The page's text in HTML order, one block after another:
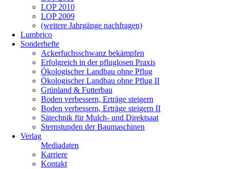
LOP 2010
LOP 2009
(weitere Jahrgänge nachfragen)
Lumbrico
Sonderhefte
Ackerfuchsschwanz bekämpfen
Erfolgreich in der pfluglosen Praxis
Ökologischer Landbau ohne Pflug
Ökologischer Landbau ohne Pflug II
Grünland & Futterbau
Boden verbessern, Erträge steigern
Boden verbessern, Erträge steigern II
Sätechnik für Mulch- und Direktsaat
Sternstunden der Baumaschinen
Verlag
Mediadaten
Karriere
Kontakt